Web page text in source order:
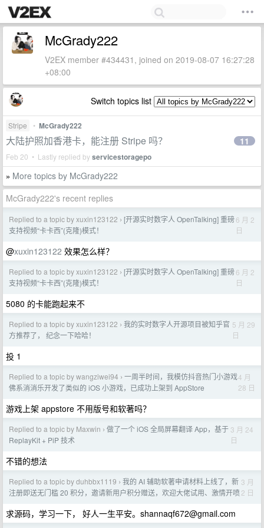
McGrady222
V2EX member #434431, joined on 2019-08-07 16:27:28
+08:00
Switch topics list
Stripe • McGrady222
大陆护照加香港卡，能注册 Stripe 吗？
Feb 20 • Lastly replied byservicestoragepo
11
» More topics by McGrady222
McGrady222's recent replies
Replied to a topic by xuxin123122 › [开源实时数字人 OpenTalking] 重磅
支持视频“卡卡西”(克隆)模式！
6 月 2
日
@xuxin123122 效果怎么样？
Replied to a topic by xuxin123122 › [开源实时数字人 OpenTalking] 重磅
支持视频“卡卡西”(克隆)模式！
6 月 2
日
5080 的卡能跑起来不
Replied to a topic by xuxin123122 › 我的实时数字人开源项目被知乎官
方推荐了， 纪念一下哈哈！
5 月 29
日
投 1
Replied to a topic by wangziwei94 › 一周半时间，我模仿抖音热门小游戏
佛系消消乐开发了类似的 iOS 小游戏，已成功上架到 AppStore
4 月
28 日
游戏上架 appstore 不用版号和软著吗？
Replied to a topic by Maxwin › 做了一个 iOS 全局屏幕翻译 App，基于
ReplayKit + PiP 技术
3 月 24
日
不错的想法
Replied to a topic by duhbbx1119 › 我的 AI 辅助软著申请材料上线了，新
注册即送无门槛 20 积分，邀请新用户积分赠送，欢迎大佬试用、激情开喷
3 月
2 日
求源码，学习一下， 好人一生平安。 shannaqf672@gmail.com